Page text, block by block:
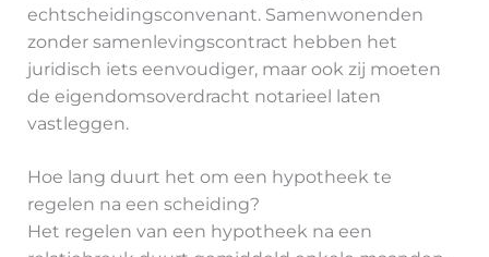
echtscheidingsconvenant. Samenwonenden
zonder samenlevingscontract hebben het
juridisch iets eenvoudiger, maar ook zij moeten
de eigendomsoverdracht notarieel laten
vastleggen.
Hoe lang duurt het om een hypotheek te
regelen na een scheiding?
Het regelen van een hypotheek na een